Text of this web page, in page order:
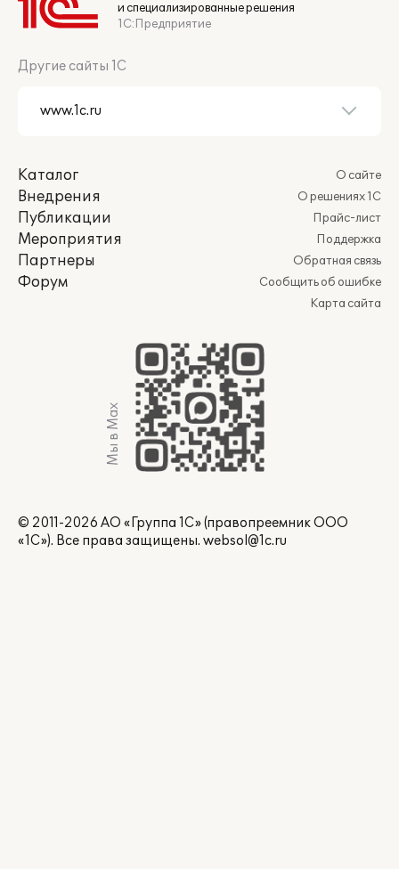
и специализированные решения
1С:Предприятие
Другие сайты 1С
Каталог
Внедрения
Публикации
Мероприятия
Партнеры
Форум
О сайте
О решениях 1С
Прайс-лист
Поддержка
Обратная связь
Сообщить об ошибке
Карта сайта
Мы в Max
© 2011-2026 АО «Группа 1С» (правопреемник ООО
«1С»). Все права защищены. websol@1c.ru